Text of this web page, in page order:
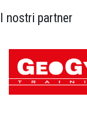
I nostri partner